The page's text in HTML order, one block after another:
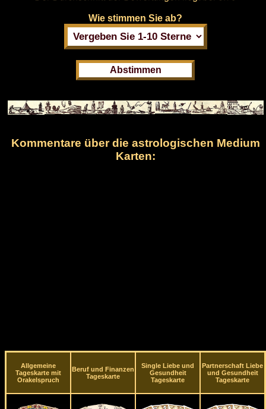
Wie stimmen Sie ab?
Kommentare über die astrologischen Medium
Karten:
Allgemeine
Tageskarte mit
Orakelspruch
Beruf und Finanzen
Tageskarte
Single Liebe und
Gesundheit
Tageskarte
Partnerschaft Liebe
und Gesundheit
Tageskarte